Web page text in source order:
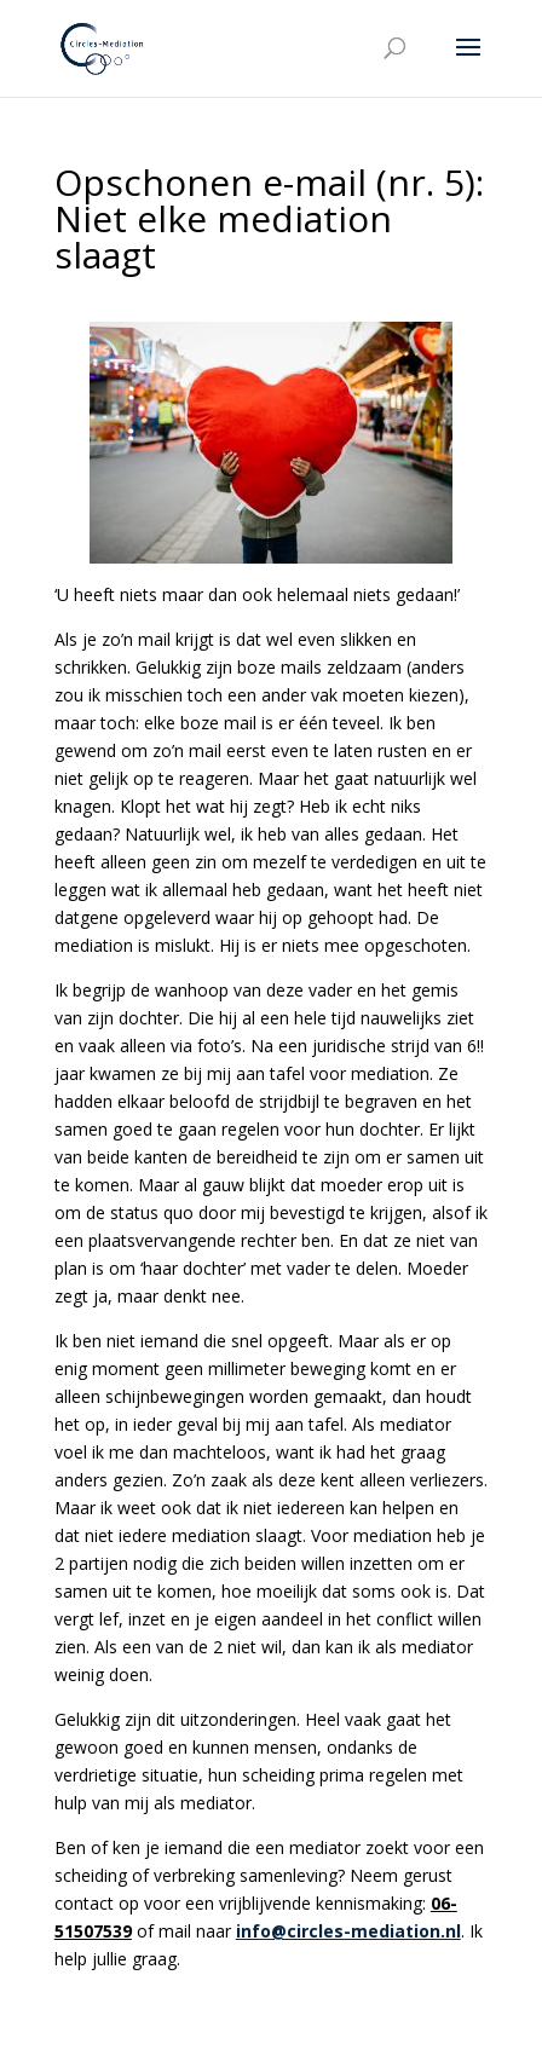
Opschonen e-mail (nr. 5):
Niet elke mediation
slaagt
‘U heeft niets maar dan ook helemaal niets gedaan!’
Als je zo’n mail krijgt is dat wel even slikken en
schrikken. Gelukkig zijn boze mails zeldzaam (anders
zou ik misschien toch een ander vak moeten kiezen),
maar toch: elke boze mail is er één teveel. Ik ben
gewend om zo’n mail eerst even te laten rusten en er
niet gelijk op te reageren. Maar het gaat natuurlijk wel
knagen. Klopt het wat hij zegt? Heb ik echt niks
gedaan? Natuurlijk wel, ik heb van alles gedaan. Het
heeft alleen geen zin om mezelf te verdedigen en uit te
leggen wat ik allemaal heb gedaan, want het heeft niet
datgene opgeleverd waar hij op gehoopt had. De
mediation is mislukt. Hij is er niets mee opgeschoten.
Ik begrijp de wanhoop van deze vader en het gemis
van zijn dochter. Die hij al een hele tijd nauwelijks ziet
en vaak alleen via foto’s. Na een juridische strijd van 6!!
jaar kwamen ze bij mij aan tafel voor mediation. Ze
hadden elkaar beloofd de strijdbijl te begraven en het
samen goed te gaan regelen voor hun dochter. Er lijkt
van beide kanten de bereidheid te zijn om er samen uit
te komen. Maar al gauw blijkt dat moeder erop uit is
om de status quo door mij bevestigd te krijgen, alsof ik
een plaatsvervangende rechter ben. En dat ze niet van
plan is om ‘haar dochter’ met vader te delen. Moeder
zegt ja, maar denkt nee.
Ik ben niet iemand die snel opgeeft. Maar als er op
enig moment geen millimeter beweging komt en er
alleen schijnbewegingen worden gemaakt, dan houdt
het op, in ieder geval bij mij aan tafel. Als mediator
voel ik me dan machteloos, want ik had het graag
anders gezien. Zo’n zaak als deze kent alleen verliezers.
Maar ik weet ook dat ik niet iedereen kan helpen en
dat niet iedere mediation slaagt. Voor mediation heb je
2 partijen nodig die zich beiden willen inzetten om er
samen uit te komen, hoe moeilijk dat soms ook is. Dat
vergt lef, inzet en je eigen aandeel in het conflict willen
zien. Als een van de 2 niet wil, dan kan ik als mediator
weinig doen.
Gelukkig zijn dit uitzonderingen. Heel vaak gaat het
gewoon goed en kunnen mensen, ondanks de
verdrietige situatie, hun scheiding prima regelen met
hulp van mij als mediator.
Ben of ken je iemand die een mediator zoekt voor een
scheiding of verbreking samenleving? Neem gerust
contact op voor een vrijblijvende kennismaking: 06-
51507539of mail naar info@circles-mediation.nl. Ik
help jullie graag.